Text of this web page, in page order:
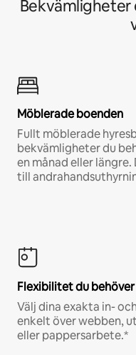
Möblerade boenden
Fullt möblerade
bekvämligheter du
en månad eller
till
Flexibilitet du behöver
Välj dina exakta in-
enkelt över webben,
eller pappersarbete.*